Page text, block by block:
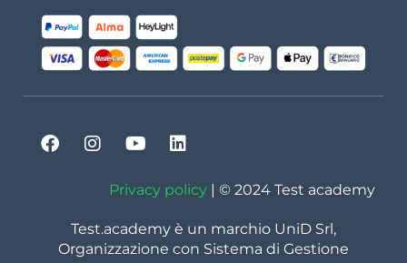
Privacy policy | © 2024 Test academy
Test.academy è un marchio UniD Srl,
Organizzazione con Sistema di Gestione